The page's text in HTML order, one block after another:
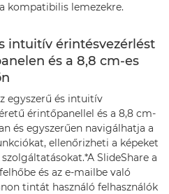
kompatibilis lemezekre.
intuitív érintésvezérlést
és a 8,8 cm-es
egyszerű és intuitív
érintőpanellel és a 8,8 cm-
és egyszerűen navigálhatja a
ellenőrizheti a képeket
SlideShare a
és az e-mailbe való
tintát használó felhasználók